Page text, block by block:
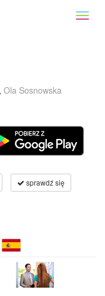
Ola Sosnowska
sprawdź się